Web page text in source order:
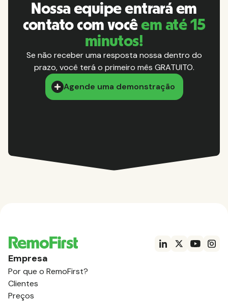
Nossa equipe entrará em
contato com vocêem até 15
minutos!
Se não receber uma resposta nossa dentro do
prazo, você terá o primeiro mês GRATUITO.
Agende uma demonstração
Empresa
Por que o RemoFirst?
Clientes
Preços